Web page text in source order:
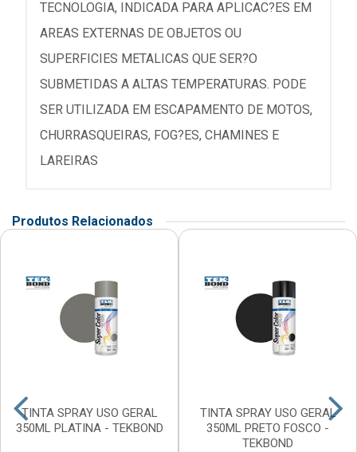
TECNOLOGIA, INDICADA PARA APLICAC?ES EM
AREAS EXTERNAS DE OBJETOS OU
SUPERFICIES METALICAS QUE SER?O
SUBMETIDAS A ALTAS TEMPERATURAS. PODE
SER UTILIZADA EM ESCAPAMENTO DE MOTOS,
CHURRASQUEIRAS, FOG?ES, CHAMINES E
LAREIRAS
Produtos Relacionados
TINTA SPRAY USO GERAL
350ML PLATINA - TEKBOND
TINTA SPRAY USO GERAL
350ML PRETO FOSCO -
TEKBOND